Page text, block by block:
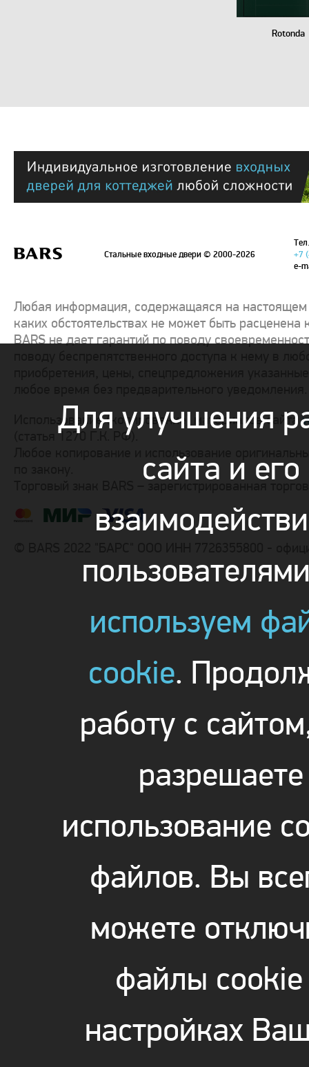
Rotonda
Стальные входные двери© 2000-2026
+7
e-
Любая информация, содержащаяся на настоящем
каких обстоятельствах не может быть
BARS не дает гарантий по поводу
Использование (копирование) материалов сайта
(статья 1270 Г.К. РФ).
Любое копирование и использование
Для улучшения
сайта и его
используем
cookie.
работу с
разрешаете
использование
файлов. Вы
можете
файлы cookie
настройках